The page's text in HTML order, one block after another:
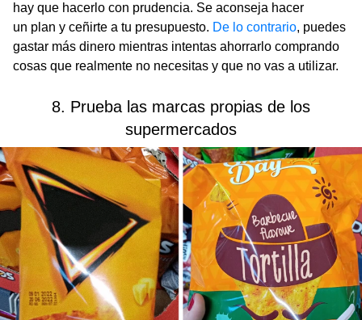
hay que hacerlo con prudencia. Se aconseja hacer
un plan y ceñirte a tu presupuesto. De lo contrario, puedes
gastar más dinero mientras intentas ahorrarlo comprando
cosas que realmente no necesitas y que no vas a utilizar.
8. Prueba las marcas propias de los
supermercados